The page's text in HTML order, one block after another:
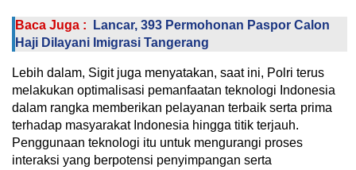
Baca Juga :
Lancar, 393 Permohonan Paspor Calon
Haji Dilayani Imigrasi Tangerang
Lebih dalam, Sigit juga menyatakan, saat ini, Polri terus
melakukan optimalisasi pemanfaatan teknologi Indonesia
dalam rangka memberikan pelayanan terbaik serta prima
terhadap masyarakat Indonesia hingga titik terjauh.
Penggunaan teknologi itu untuk mengurangi proses
interaksi yang berpotensi penyimpangan serta